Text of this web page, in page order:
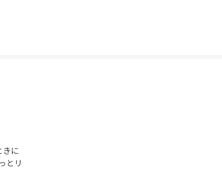
きに
とリ